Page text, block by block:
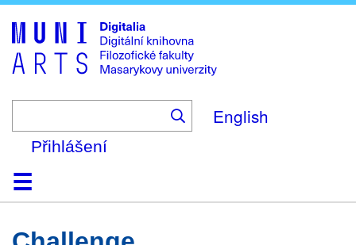
to
main
content
English
Přihlášení
DomůKolekce
Prohlížení
Vyhledávání
O platformě
Nápověda
KontaktDigitalia